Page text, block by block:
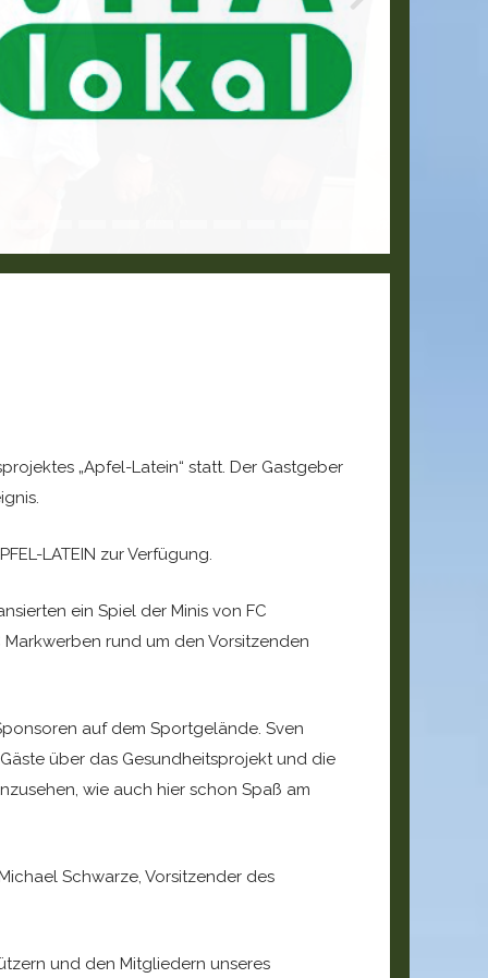
„Apfel-Latein“ statt. Der Gastgeber
LATEIN zur Verfügung.
ein Spiel der Minis von FC
rund um den Vorsitzenden
auf dem Sportgelände. Sven
über das Gesundheitsprojekt und die
wie auch hier schon Spaß am
Schwarze, Vorsitzender des
und den Mitgliedern unseres